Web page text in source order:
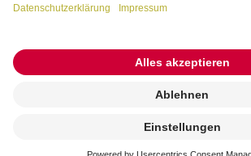
© 2026 ROSENGARTEN-Tierbestattung